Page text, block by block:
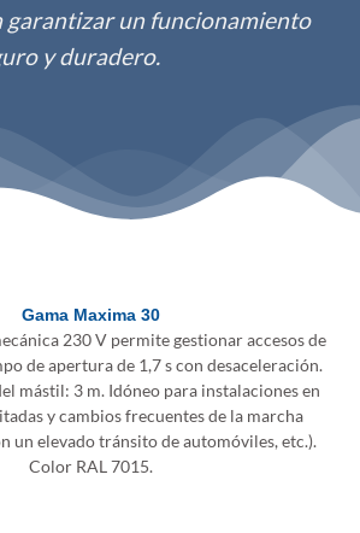
garantizar un funcionamiento
y duradero.
Gama Maxima 30
230 V permite gestionar accesos de
de apertura de 1,7 s con desaceleración.
mástil: 3 m. Idóneo para instalaciones en
y cambios frecuentes de la marcha
un elevado tránsito de automóviles, etc.).
Color RAL 7015.